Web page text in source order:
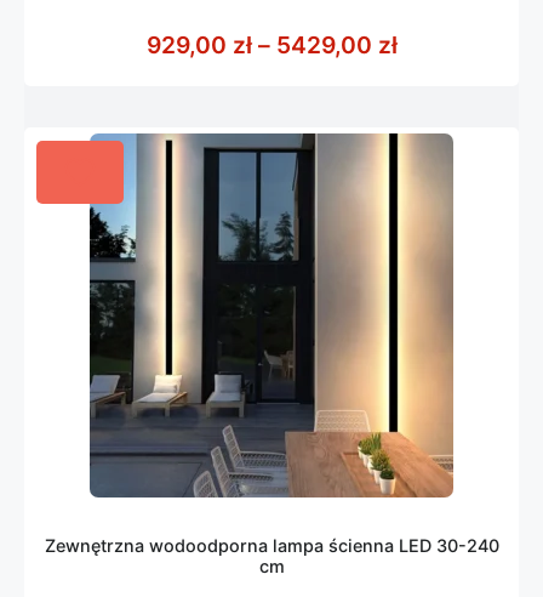
5
929,00 zł – 5429,00 złZakres cen:
Zewnętrzna wodoodporna lampa ścienna LED 30-240
cm